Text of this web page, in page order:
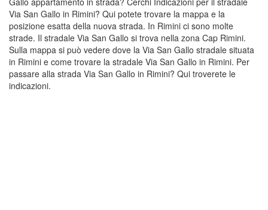
Via San Gallo in Rimini? Qui potete trovare la mappa e la
posizione esatta della nuova strada. In Rimini ci sono molte
strade. Il stradale Via San Gallo si trova nella zona Cap Rimini.
Sulla mappa si può vedere dove la Via San Gallo stradale situata
in Rimini e come trovare la stradale Via San Gallo in Rimini. Per
passare alla strada Via San Gallo in Rimini? Qui troverete le
indicazioni.